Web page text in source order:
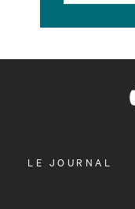
OUVRIR
LE JOURNAL